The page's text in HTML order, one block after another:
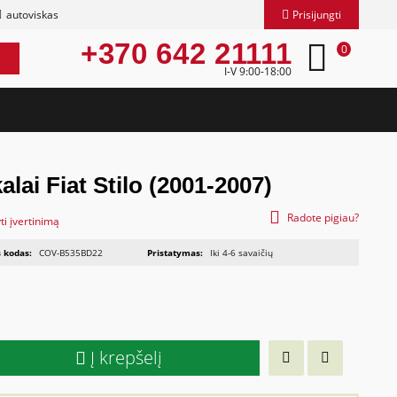
autoviskas Prisijungti
+370 642 21111
I-V 9:00-18:00
0
Fiat Stilo (2001-2007)
įvertinimą Radote pigiau?
kodas: COV-B535BD22 Pristatymas: Iki 4-6 savaičių
Į krepšelį